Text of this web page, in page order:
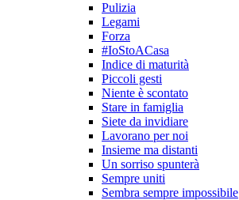
Pulizia
Legami
Forza
#IoStoACasa
Indice di maturità
Piccoli gesti
Niente è scontato
Stare in famiglia
Siete da invidiare
Lavorano per noi
Insieme ma distanti
Un sorriso spunterà
Sempre uniti
Sembra sempre impossibile